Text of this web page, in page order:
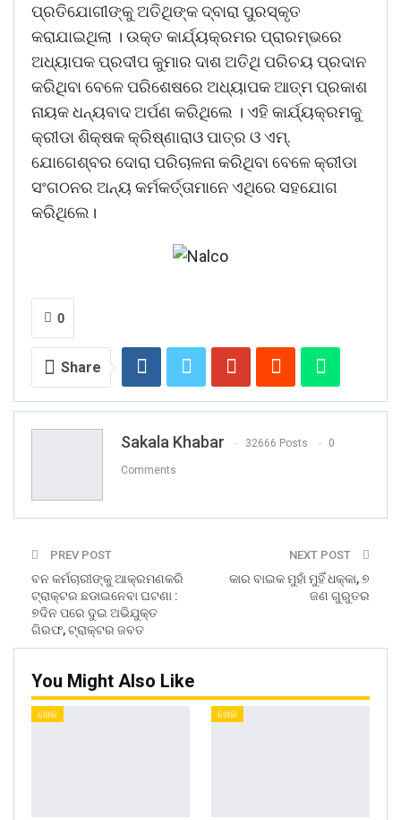
ପ୍ରତିଯୋଗୀଙ୍କୁ ଅତିଥିଙ୍କ ଦ୍ବାରା ପୁରସ୍କୃତ
କରାଯାଇଥିଲା । ଉକ୍ତ କାର୍ଯ୍ୟକ୍ରମର ପ୍ରାରମ୍ଭରେ
ଅଧ୍ୟାପକ ପ୍ରଦୀପ କୁମାର ଦାଶ ଅତିଥି ପରିଚୟ ପ୍ରଦାନ
କରିଥିବା ବେଳେ ପରିଶେଷରେ ଅଧ୍ୟାପକ ଆତ୍ମ ପ୍ରକାଶ
ନାୟକ ଧନ୍ୟବାଦ ଅର୍ପଣ କରିଥିଲେ । ଏହି କାର୍ଯ୍ୟକ୍ରମକୁ
କ୍ରୀଡା ଶିକ୍ଷକ କ୍ରିଷ୍ଣାରାଓ ପାତ୍ର ଓ ଏମ୍.
ଯୋଗେଶ୍ବର ଦୋରା ପରିଚାଳନା କରିଥିବା ବେଳେ କ୍ରୀଡା
ସଂଗଠନର ଅନ୍ୟ କର୍ମକର୍ତ୍ତାମାନେ ଏଥିରେ ସହଯୋଗ
କରିଥିଲେ।
0
Share
Sakala Khabar 32666 Posts 0
Comments
PREV POST
ବନ କର୍ମଚାରୀଙ୍କୁ ଆକ୍ରମଣକରି
ଟ୍ରାକ୍ଟର ଛଡାଇନେବା ଘଟଣା :
୭ଦିନ ପରେ ଦୁଇ ଅଭିଯୁକ୍ତ
ଗିରଫ, ଟ୍ରାକ୍ଟର ଜବତ
NEXT POST
କାର ବାଇକ ମୁହାଁ ମୁହିଁ ଧକ୍କା, ୭
ଜଣ ଗୁରୁତର
You Might Also Like
ଖେଳ ଖେଳ